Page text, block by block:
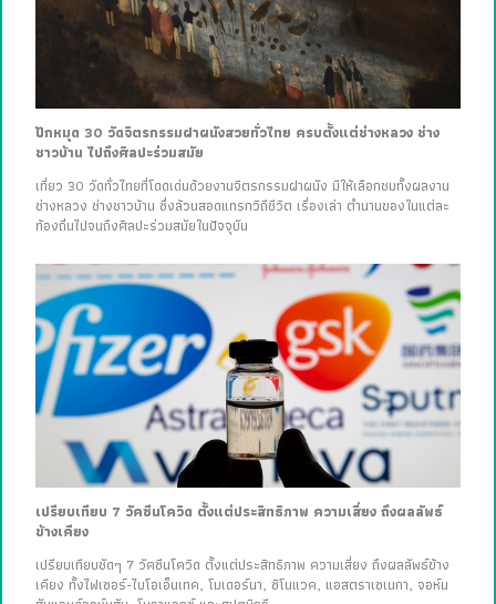
ปักหมุด 30 วัดจิตรกรรมฝาผนังสวยทั่วไทย ครบตั้งแต่ช่างหลวง ช่าง
ชาวบ้าน ไปถึงศิลปะร่วมสมัย
เที่ยว 30 วัดทั่วไทยที่โดดเด่นด้วยงานจิตรกรรมฝาผนัง มีให้เลือกชมทั้งผลงาน
ช่างหลวง ช่างชาวบ้าน ซึ่งล้วนสอดแทรกวิถีชีวิต เรื่องเล่า ตำนานของในแต่ละ
ท้องถิ่นไปจนถึงศิลปะร่วมสมัยในปัจจุบัน
เปรียบเทียบ 7 วัคซีนโควิด ตั้งแต่ประสิทธิภาพ ความเสี่ยง ถึงผลลัพธ์
ข้างเคียง
เปรียบเทียบชัดๆ 7 วัคซีนโควิด ตั้งแต่ประสิทธิภาพ ความเสี่ยง ถึงผลลัพธ์ข้าง
เคียง ทั้งไฟเซอร์-ไบโอเอ็นเทค, โมเดอร์นา, ซิโนแวค, แอสตราเซเนกา, จอห์น